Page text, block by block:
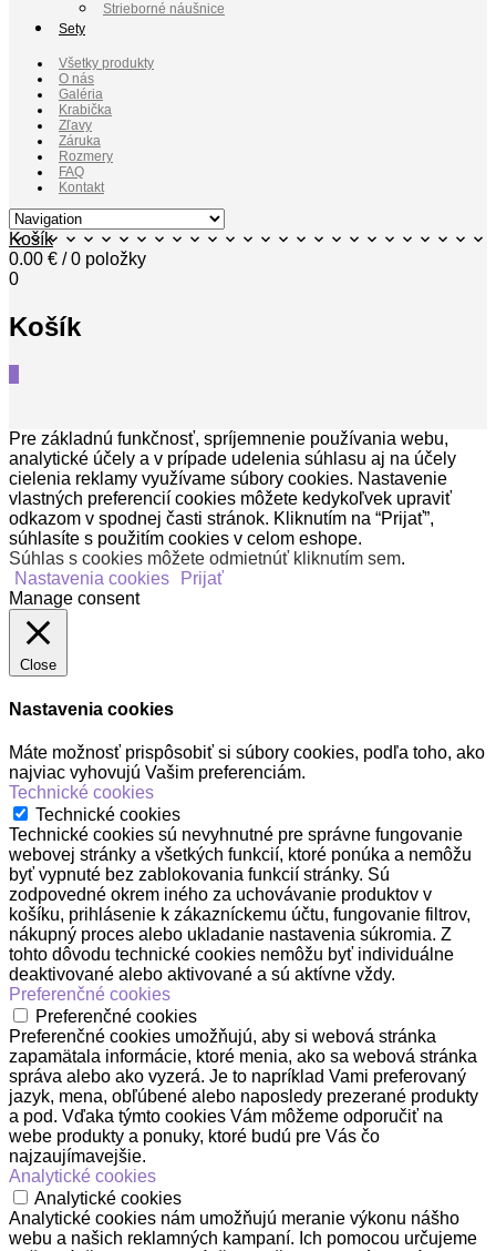
Strieborné náušnice
Sety
Všetky produkty
O nás
Galéria
Krabička
Zľavy
Záruka
Rozmery
FAQ
Kontakt
Košík
0.00 € / 0 položky
0
Košík
Pre základnú funkčnosť, spríjemnenie používania webu,
analytické účely a v prípade udelenia súhlasu aj na účely
cielenia reklamy využívame súbory cookies. Nastavenie
vlastných preferencií cookies môžete kedykoľvek upraviť
odkazom v spodnej časti stránok. Kliknutím na “Prijať”,
súhlasíte s použitím cookies v celom eshope.
Súhlas s cookies môžete odmietnúť kliknutím sem.
Nastavenia cookies
Prijať
Manage consent
Close
Nastavenia cookies
Máte možnosť prispôsobiť si súbory cookies, podľa toho, ako
najviac vyhovujú Vašim preferenciám.
Technické cookies
Technické cookies
Technické cookies sú nevyhnutné pre správne fungovanie
webovej stránky a všetkých funkcií, ktoré ponúka a nemôžu
byť vypnuté bez zablokovania funkcií stránky. Sú
zodpovedné okrem iného za uchovávanie produktov v
košíku, prihlásenie k zákazníckemu účtu, fungovanie filtrov,
nákupný proces alebo ukladanie nastavenia súkromia. Z
tohto dôvodu technické cookies nemôžu byť individuálne
deaktivované alebo aktivované a sú aktívne vždy.
Preferenčné cookies
Preferenčné cookies
Preferenčné cookies umožňujú, aby si webová stránka
zapamätala informácie, ktoré menia, ako sa webová stránka
správa alebo ako vyzerá. Je to napríklad Vami preferovaný
jazyk, mena, obľúbené alebo naposledy prezerané produkty
a pod. Vďaka týmto cookies Vám môžeme odporučiť na
webe produkty a ponuky, ktoré budú pre Vás čo
najzaujímavejšie.
Analytické cookies
Analytické cookies
Analytické cookies nám umožňujú meranie výkonu nášho
webu a našich reklamných kampaní. Ich pomocou určujeme